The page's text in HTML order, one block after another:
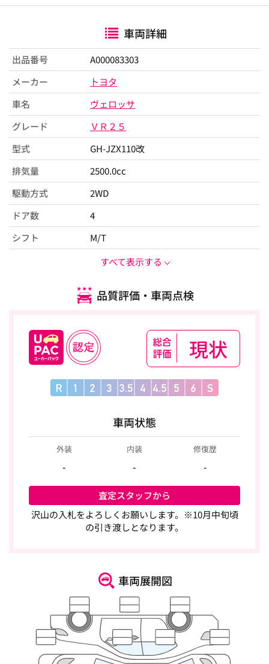
車両詳細
出品番号
A000083303
メーカー
トヨタ
車名
ヴェロッサ
グレード
ＶＲ２５
型式
GH-JZX110改
排気量
2500.0cc
駆動方式
2WD
ドア数
4
シフト
M/T
すべて表示する
品質評価・車両点検
現状
車両状態
外装
-
内装
-
修復歴
-
査定スタッフから
沢山の入札をよろしくお願いします。※10月中旬頃
の引き渡しとなります。
車両展開図